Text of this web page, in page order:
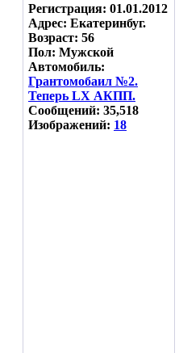
Регистрация: 01.01.2012
Адрес: Екатеринбуг.
Возраст: 56
Пол: Мужской
Автомобиль:
Грантомобаил №2.
Теперь LX АКПП.
Сообщений: 35,518
Изображений: 18